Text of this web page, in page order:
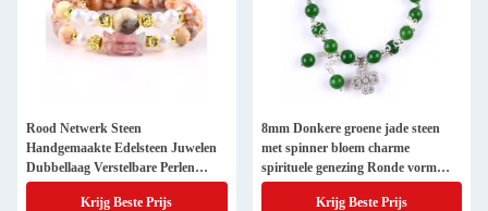
Rood Netwerk Steen
Handgemaakte Edelsteen Juwelen
Dubbellaag Verstelbare Perlen
Armband
Krijg Beste Prijs
8mm Donkere groene jade steen
met spinner bloem charme
spirituele genezing Ronde vorm
Stretch Perlen Armband
Krijg Beste Prijs